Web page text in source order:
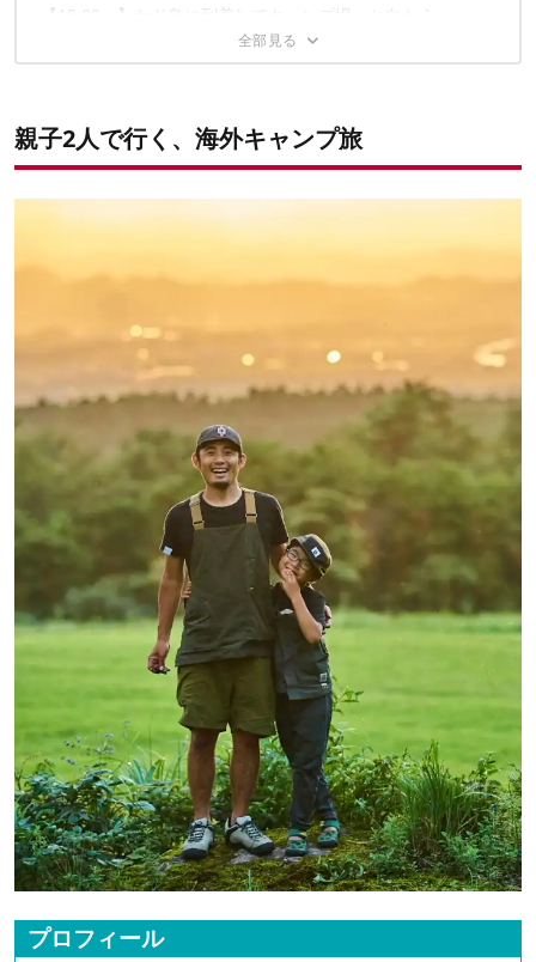
【15:00〜】ケド島に到着してキャンプ場へと向かう
【15:30〜】ケド島の岸壁キャンプ場に到着！
ほかのお話はこちら
親子2人で行く、海外キャンプ旅
プロフィール